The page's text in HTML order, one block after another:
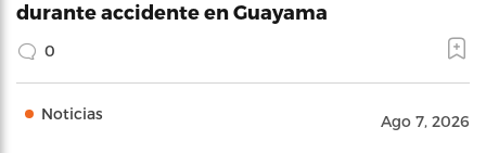
durante accidente en Guayama
0
Noticias Ago 7, 2026